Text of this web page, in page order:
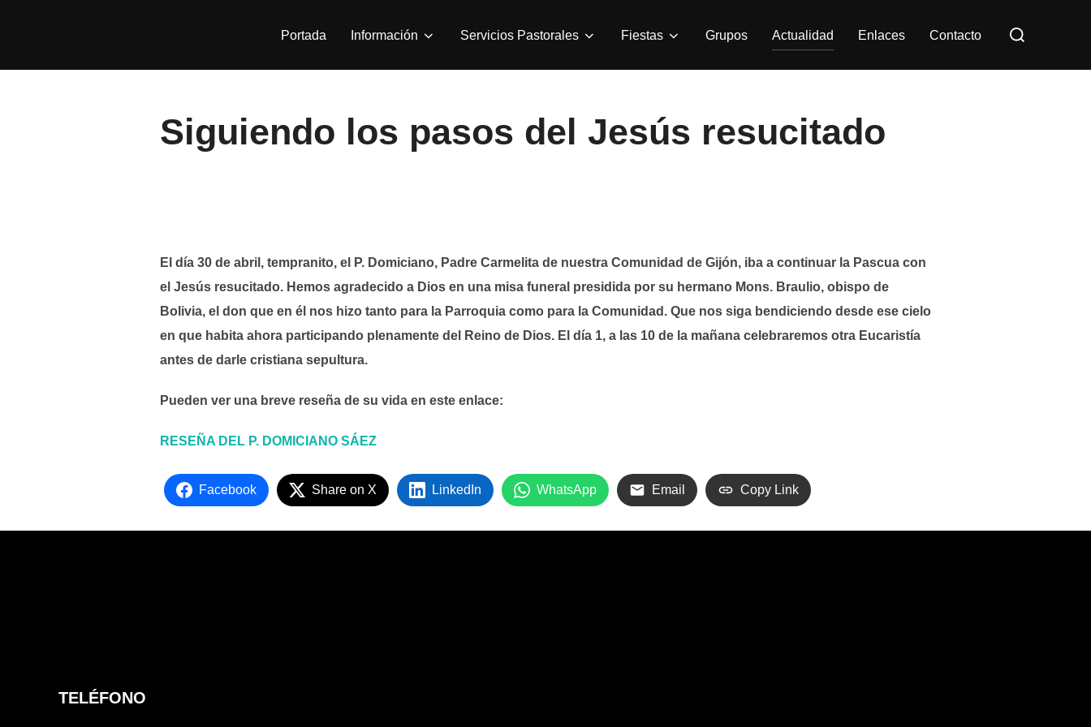
Portada Información Servicios Pastorales Fiestas Grupos Actualidad Enlaces Contacto
Buscar:
Siguiendo los pasos del Jesús resucitado
El día 30 de abril, tempranito, el P. Domiciano, Padre Carmelita de nuestra Comunidad de Gijón, iba a continuar la Pascua con
el Jesús resucitado. Hemos agradecido a Dios en una misa funeral presidida por su hermano Mons. Braulio, obispo de
Bolivia, el don que en él nos hizo tanto para la Parroquia como para la Comunidad. Que nos siga bendiciendo desde ese cielo
en que habita ahora participando plenamente del Reino de Dios. El día 1, a las 10 de la mañana celebraremos otra Eucaristía
antes de darle cristiana sepultura.
Pueden ver una breve reseña de su vida en este enlace:
RESEÑA DEL P. DOMICIANO SÁEZ
Facebook Share on X LinkedIn WhatsApp Email Copy Link
TELÉFONO